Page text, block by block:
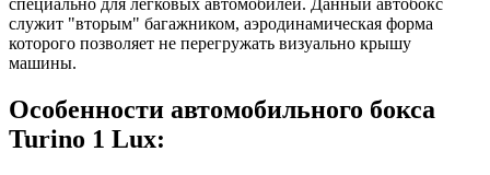
специально для легковых автомобилей. Данный автобокс
служит "вторым" багажником, аэродинамическая форма
которого позволяет не перегружать визуально крышу
машины.
Особенности автомобильного бокса
Turino 1 Lux: